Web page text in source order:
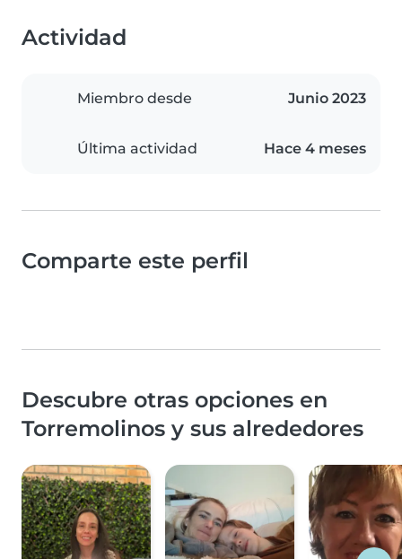
Actividad
Miembro desde Junio 2023
Última actividad Hace 4 meses
Comparte este perfil
Descubre otras opciones en
Torremolinos y sus alrededores